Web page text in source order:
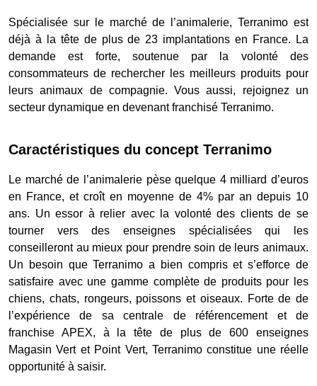
Spécialisée sur le marché de l’animalerie, Terranimo est
déjà à la tête de plus de 23 implantations en France. La
demande est forte, soutenue par la volonté des
consommateurs de rechercher les meilleurs produits pour
leurs animaux de compagnie. Vous aussi, rejoignez un
secteur dynamique en devenant franchisé Terranimo.
Caractéristiques du concept Terranimo
Le marché de l’animalerie pèse quelque 4 milliard d’euros
en France, et croît en moyenne de 4% par an depuis 10
ans. Un essor à relier avec la volonté des clients de se
tourner vers des enseignes spécialisées qui les
conseilleront au mieux pour prendre soin de leurs animaux.
Un besoin que Terranimo a bien compris et s’efforce de
satisfaire avec une gamme complète de produits pour les
chiens, chats, rongeurs, poissons et oiseaux. Forte de de
l’expérience de sa centrale de référencement et de
franchise APEX, à la tête de plus de 600 enseignes
Magasin Vert et Point Vert, Terranimo constitue une réelle
opportunité à saisir.